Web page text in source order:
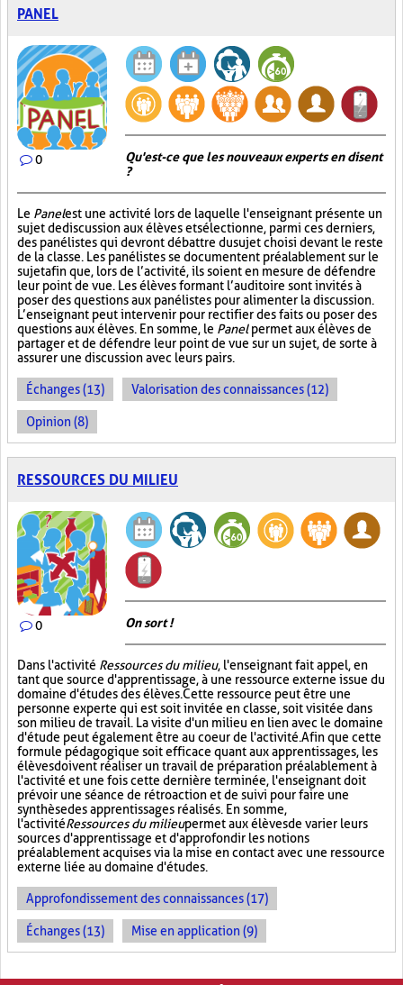
PANEL
0
Qu'est-ce que les nouveaux experts en disent
?
Le Panelest une activité lors de laquelle l'enseignant présente un
sujet de discussion aux élèves et sélectionne, parmi ces derniers,
des panélistes qui devront débattre du sujet choisi devant le reste
de la classe. Les panélistes se documentent préalablement sur le
sujet afin que, lors de l’activité, ils soient en mesure de défendre
leur point de vue. Les élèves formant l’auditoire sont invités à
poser des questions aux panélistes pour alimenter la discussion.
L’enseignant peut intervenir pour rectifier des faits ou poser des
questions aux élèves. En somme, le Panelpermet aux élèves de
partager et de défendre leur point de vue sur un sujet, de sorte à
assurer une discussion avec leurs pairs.
Échanges (13) Valorisation des connaissances (12)
Opinion (8)
RESSOURCES DU MILIEU
0 On sort !
Dans l'activité Ressources du milieu, l'enseignant fait appel, en
tant que source d'apprentissage, à une ressource externe issue du
domaine d'études des élèves. Cette ressource peut être une
personne experte qui est soit invitée en classe, soit visitée dans
son milieu de travail. La visite d'un milieu en lien avec le domaine
d'étude peut également être au coeur de l'activité. Afin que cette
formule pédagogique soit efficace quant aux apprentissages, les
élèves doivent réaliser un travail de préparation préalablement à
l'activité et une fois cette dernière terminée, l'enseignant doit
prévoir une séance de rétroaction et de suivi pour faire une
synthèse des apprentissages réalisés. En somme,
l'activitéRessources du milieupermet aux élèves de varier leurs
sources d'apprentissage et d'approfondir les notions
préalablement acquises via la mise en contact avec une ressource
externe liée au domaine d'études.
Approfondissement des connaissances (17)
Échanges (13) Mise en application (9)
PAGES